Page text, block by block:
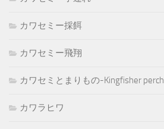
カワセミー採餌
カワセミー飛翔
カワセミとまりもの-Kingfisher perch
カワラヒワ